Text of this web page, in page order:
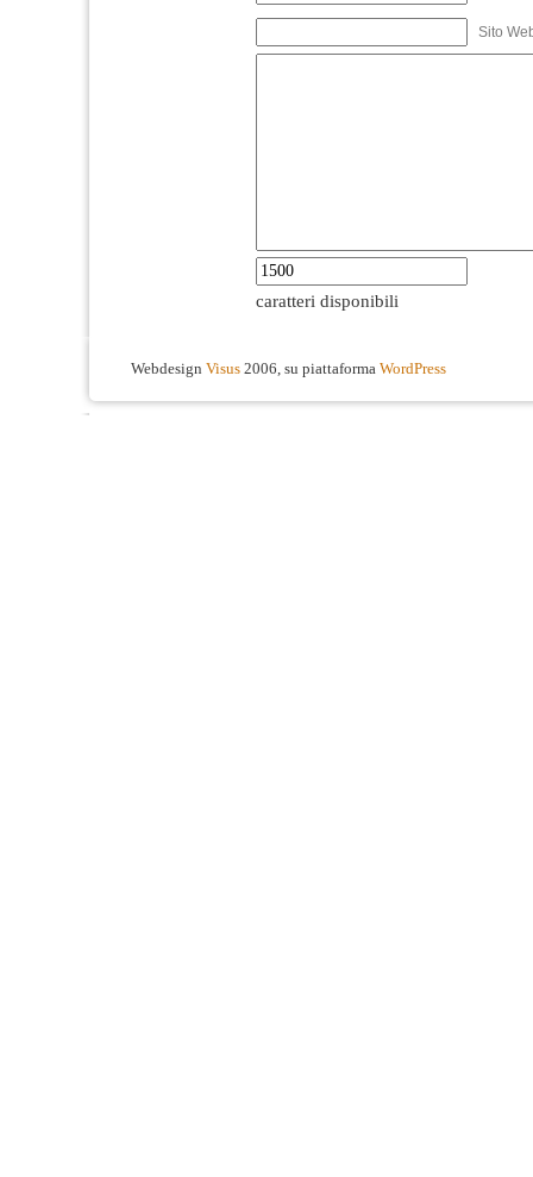
Sito
caratteri disponibili
Webdesign Visus 2006, su piattaforma WordPress